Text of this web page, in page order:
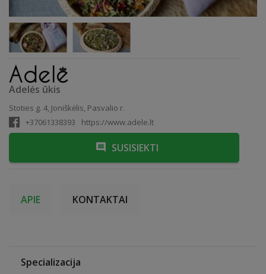
Adelės ūkis
Stoties g. 4, Joniškėlis, Pasvalio r.
+37061338393
https://www.adele.lt
SUSISIEKTI
APIE KONTAKTAI
Specializacija